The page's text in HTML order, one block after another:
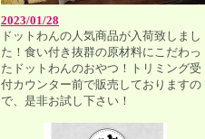
2023/01/28
ドットわんの人気商品が入荷致しまし
た！食い付き抜群の原材料にこだわっ
たドットわんのおやつ！トリミング受
付カウンター前で販売しておりますの
で、是非お試し下さい！